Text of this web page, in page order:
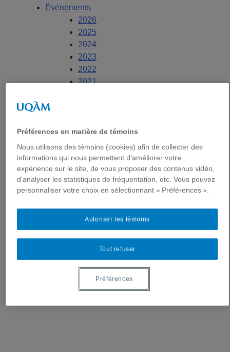
Événements
2026
2025
2024
2023
2022
2021
2017
2016
2015
2014
2013
2012
Chaîne YouTube
Vidéos et diaporamas
Infolettres et Bulletins
Préférences en matière de témoins
Nous utilisons des témoins (cookies) afin de collecter des
informations qui nous permettent d’améliorer votre
expérience sur le site, de vous proposer des contenus vidéo,
d’analyser les statistiques de fréquentation, etc. Vous pouvez
personnaliser votre choix en sélectionnant « Préférences ».
Tout refuser
Autoriser les témoins
Préférences